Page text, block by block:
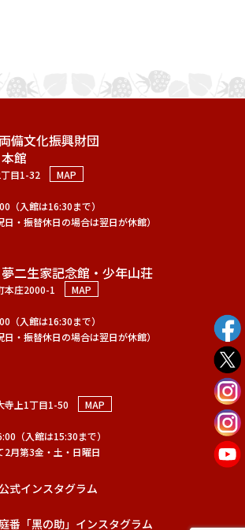
備文化振興財団
館
丁目1-32
MAP
（入館は16:30まで）
日・振替休日の場合は翌日が休館）
二生家記念館・少年山荘
本庄2000-1
MAP
（入館は16:30まで）
日・振替休日の場合は翌日が休館）
寺上1丁目1-50
MAP
（入館は15:30まで）
2月第3金・土・日曜日
式インスタグラム
番「黑の助」インスタグラム